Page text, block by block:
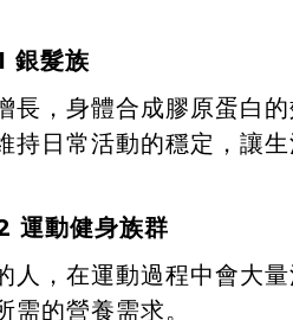
銀髮族
長，身體合成膠原蛋白
持日常活動的穩定，讓生
運動健身族群
人，在運動過程中會大
的營養需求。